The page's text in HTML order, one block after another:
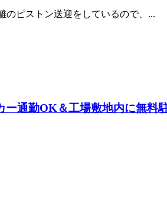
のピストン送迎をしているので、...
ー通勤OK＆工場敷地内に無料